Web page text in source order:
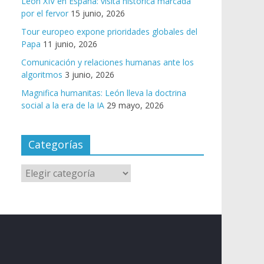
por el fervor 15 junio, 2026
Tour europeo expone prioridades globales del
Papa 11 junio, 2026
Comunicación y relaciones humanas ante los
algoritmos 3 junio, 2026
Magnifica humanitas: León lleva la doctrina
social a la era de la IA 29 mayo, 2026
Categorías